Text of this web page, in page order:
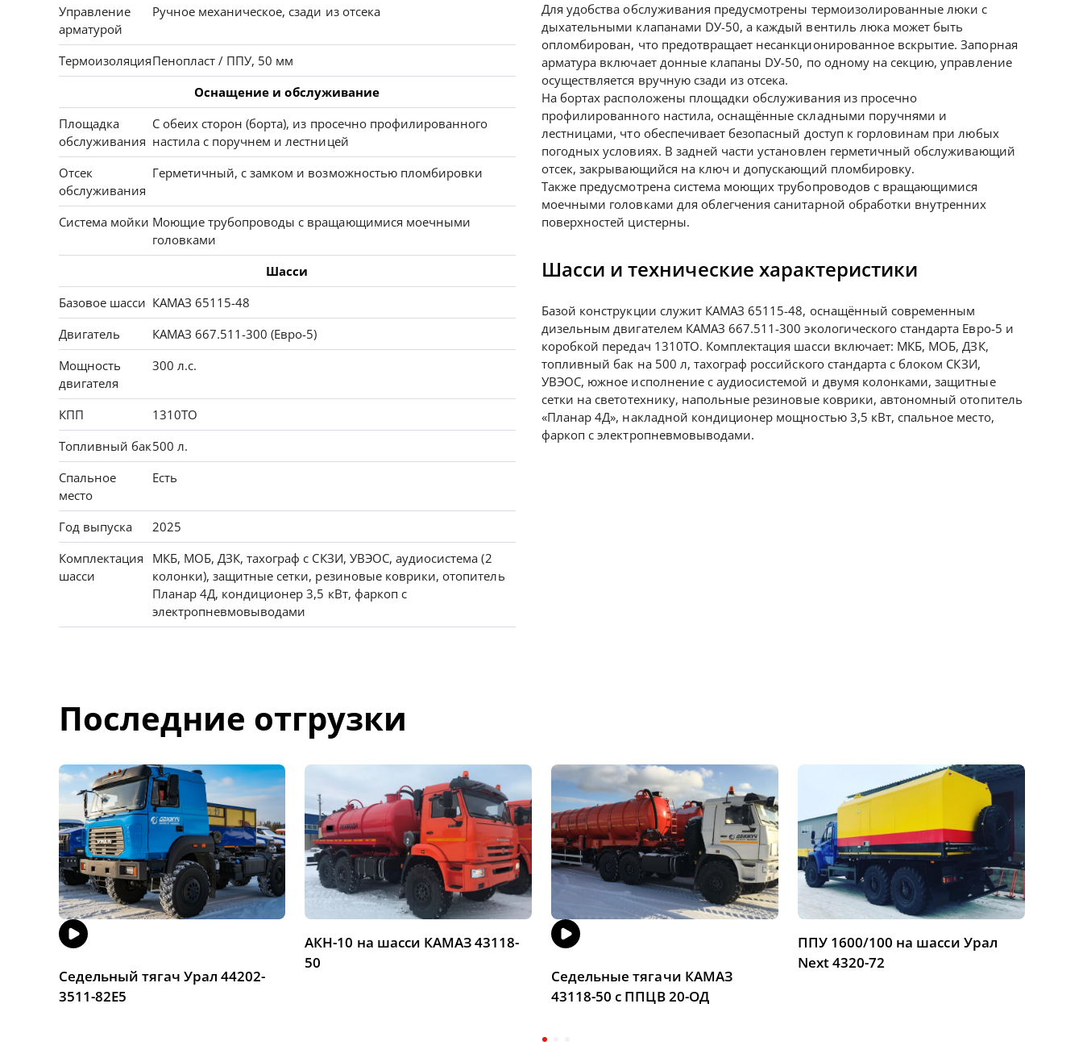
Управление
арматурой
Ручное механическое, сзади из отсека
ТермоизоляцияПенопласт / ППУ, 50 мм
Оснащение и обслуживание
Площадка
обслуживания
С обеих сторон (борта), из просечно профилированного
настила с поручнем и лестницей
Отсек
обслуживания
Герметичный, с замком и возможностью пломбировки
Система мойки Моющие трубопроводы с вращающимися моечными
головками
Шасси
Базовое шасси КАМАЗ 65115-48
Двигатель
КАМАЗ 667.511-300 (Евро-5)
Мощность
двигателя
300 л.с.
КПП
1310ТО
Топливный бак500 л.
Спальное
место
Есть
Год выпуска
2025
Комплектация
шасси
МКБ, МОБ, ДЗК, тахограф с СКЗИ, УВЭОС, аудиосистема (2
колонки), защитные сетки, резиновые коврики, отопитель
Планар 4Д, кондиционер 3,5 кВт, фаркоп с
электропневмовыводами
Для удобства обслуживания предусмотрены термоизолированные люки с
дыхательными клапанами DУ-50, а каждый вентиль люка может быть
опломбирован, что предотвращает несанкционированное вскрытие. Запорная
арматура включает донные клапаны DУ-50, по одному на секцию, управление
осуществляется вручную сзади из отсека.
На бортах расположены площадки обслуживания из просечно
профилированного настила, оснащённые складными поручнями и
лестницами, что обеспечивает безопасный доступ к горловинам при любых
погодных условиях. В задней части установлен герметичный обслуживающий
отсек, закрывающийся на ключ и допускающий пломбировку.
Также предусмотрена система моющих трубопроводов с вращающимися
моечными головками для облегчения санитарной обработки внутренних
поверхностей цистерны.
Шасси и технические характеристики
Базой конструкции служит КАМАЗ 65115-48, оснащённый современным
дизельным двигателем КАМАЗ 667.511-300 экологического стандарта Евро-5 и
коробкой передач 1310ТО. Комплектация шасси включает: МКБ, МОБ, ДЗК,
топливный бак на 500 л, тахограф российского стандарта с блоком СКЗИ,
УВЭОС, южное исполнение с аудиосистемой и двумя колонками, защитные
сетки на светотехнику, напольные резиновые коврики, автономный отопитель
«Планар 4Д», накладной кондиционер мощностью 3,5 кВт, спальное место,
фаркоп с электропневмовыводами.
Последние отгрузки
Седельный тягач Урал 44202-
3511-82Е5
АКН-10 на шасси КАМАЗ 43118-
50
Седельные тягачи КАМАЗ
43118-50 с ППЦВ 20-ОД
ППУ 1600/100 на шасси Урал
Next 4320-72